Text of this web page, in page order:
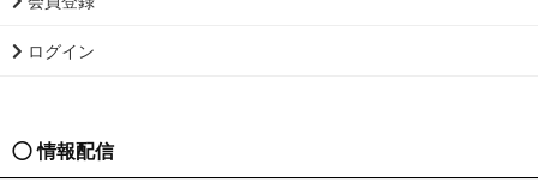
ログイン
情報配信